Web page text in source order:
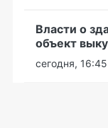
Власти о
объект
сегодня, 16:45